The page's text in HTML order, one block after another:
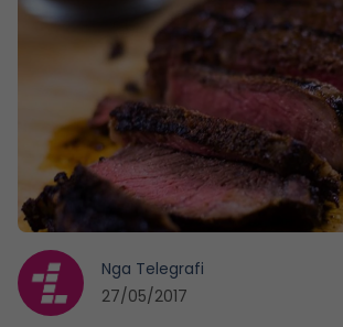
Nga Telegrafi
27/05/2017